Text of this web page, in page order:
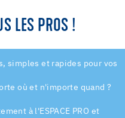
LES PROS !
simples et rapides pour vos
où et n'importe quand ?
à l'ESPACE PRO et